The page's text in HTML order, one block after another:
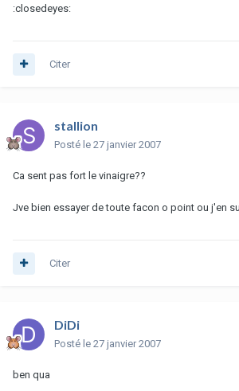
:closedeyes:
Citer
stallion
Posté le 27 janvier 2007
Ca sent pas fort le vinaigre??
Jve bien essayer de toute facon o point ou j'en
Citer
DiDi
Posté le 27 janvier 2007
ben qua